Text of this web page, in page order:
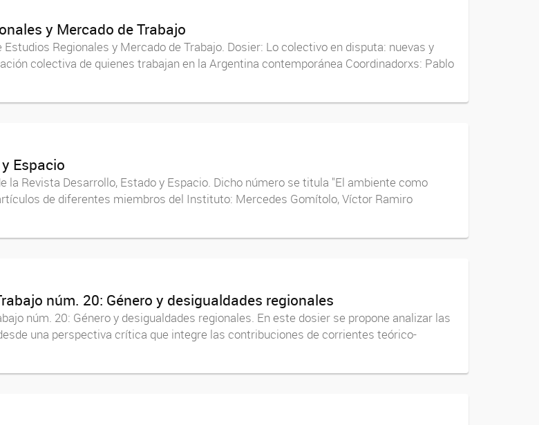
y Mercado de Trabajo
Regionales y Mercado de Trabajo. Dosier: Lo colectivo en disputa: nuevas y
colectiva de quienes trabajan en la Argentina contemporánea Coordinadorxs: Pablo
Espacio
la Revista Desarrollo, Estado y Espacio. Dicho número se titula "El ambiente como
de diferentes miembros del Instituto: Mercedes Gomítolo, Víctor Ramiro
núm. 20: Género y desigualdades regionales
núm. 20: Género y desigualdades regionales. En este dosier se propone analizar las
una perspectiva crítica que integre las contribuciones de corrientes teórico-